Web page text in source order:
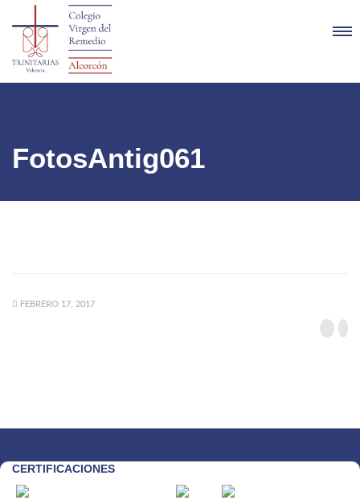
FotosAntig061
FEBRERO 17, 2017
CERTIFICACIONES